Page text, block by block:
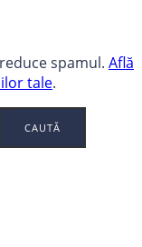
spamul. Află
tale.